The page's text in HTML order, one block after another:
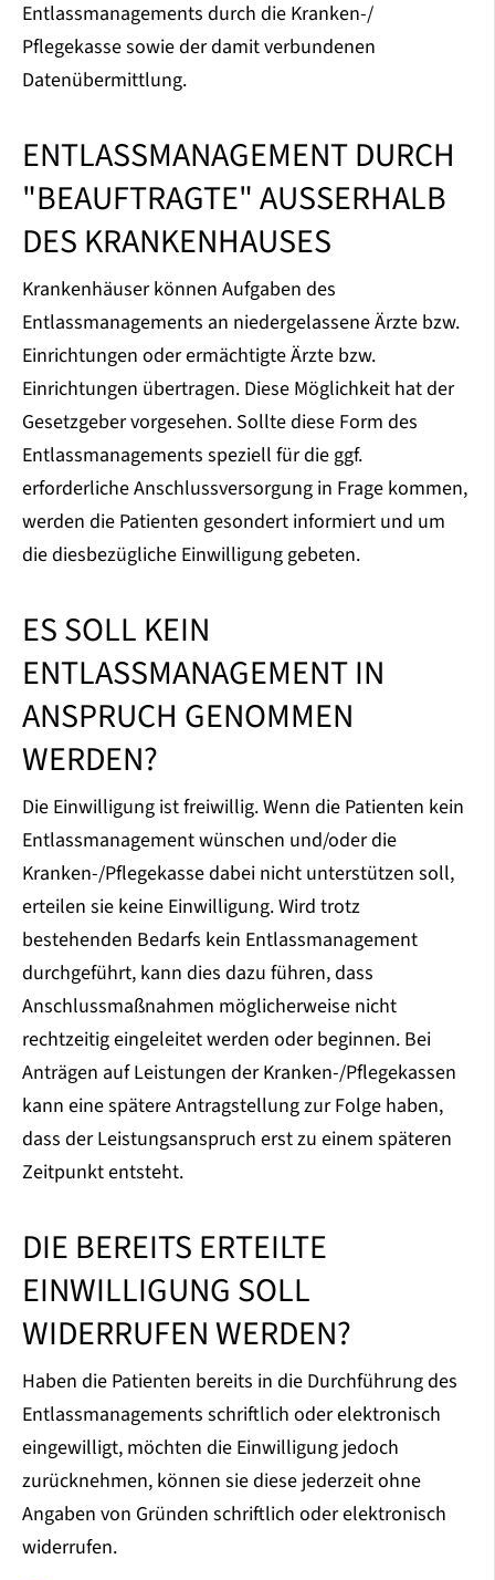
Entlassmanagements durch die Kranken-/
Pflegekasse sowie der damit verbundenen
Datenübermittlung.
ENTLASSMANAGEMENT DURCH
"BEAUFTRAGTE" AUSSERHALB
DES KRANKENHAUSES
Krankenhäuser können Aufgaben des
Entlassmanagements an niedergelassene Ärzte bzw.
Einrichtungen oder ermächtigte Ärzte bzw.
Einrichtungen übertragen. Diese Möglichkeit hat der
Gesetzgeber vorgesehen. Sollte diese Form des
Entlassmanagements speziell für die ggf.
erforderliche Anschlussversorgung in Frage kommen,
werden die Patienten gesondert informiert und um
die diesbezügliche Einwilligung gebeten.
ES SOLL KEIN
ENTLASSMANAGEMENT IN
ANSPRUCH GENOMMEN
WERDEN?
Die Einwilligung ist freiwillig. Wenn die Patienten kein
Entlassmanagement wünschen und/oder die
Kranken-/Pflegekasse dabei nicht unterstützen soll,
erteilen sie keine Einwilligung. Wird trotz
bestehenden Bedarfs kein Entlassmanagement
durchgeführt, kann dies dazu führen, dass
Anschlussmaßnahmen möglicherweise nicht
rechtzeitig eingeleitet werden oder beginnen. Bei
Anträgen auf Leistungen der Kranken-/Pflegekassen
kann eine spätere Antragstellung zur Folge haben,
dass der Leistungsanspruch erst zu einem späteren
Zeitpunkt entsteht.
DIE BEREITS ERTEILTE
EINWILLIGUNG SOLL
WIDERRUFEN WERDEN?
Haben die Patienten bereits in die Durchführung des
Entlassmanagements schriftlich oder elektronisch
eingewilligt, möchten die Einwilligung jedoch
zurücknehmen, können sie diese jederzeit ohne
Angaben von Gründen schriftlich oder elektronisch
widerrufen.